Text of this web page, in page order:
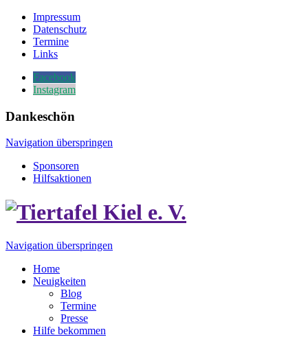
Impressum
Datenschutz
Termine
Links
Facebook
Instagram
Dankeschön
Navigation überspringen
Sponsoren
Hilfsaktionen
Navigation überspringen
Home
Neuigkeiten
Blog
Termine
Presse
Hilfe bekommen